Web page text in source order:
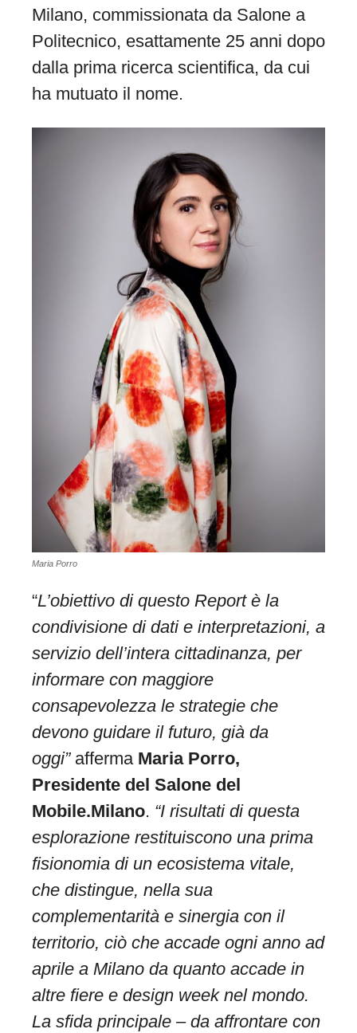
Milano, commissionata da Salone a
Politecnico, esattamente 25 anni dopo
dalla prima ricerca scientifica, da cui
ha mutuato il nome.
Maria Porro
“L’obiettivo di questo Report è la
condivisione di dati e interpretazioni, a
servizio dell’intera cittadinanza, per
informare con maggiore
consapevolezza le strategie che
devono guidare il futuro, già da
oggi” afferma Maria Porro,
Presidente del Salone del
Mobile.Milano. “I risultati di questa
esplorazione restituiscono una prima
fisionomia di un ecosistema vitale,
che distingue, nella sua
complementarità e sinergia con il
territorio, ciò che accade ogni anno ad
aprile a Milano da quanto accade in
altre fiere e design week nel mondo.
La sfida principale – da affrontare con